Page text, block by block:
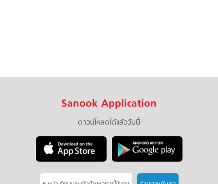
Sanook Application
ดาวน์โหลดได้แล้ววันนี้